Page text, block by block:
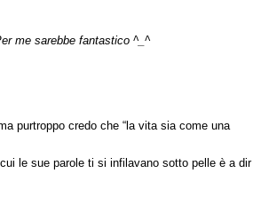
me sarebbe fantastico ^_^
purtroppo credo che “la vita sia come una
le sue parole ti si infilavano sotto pelle è a dir